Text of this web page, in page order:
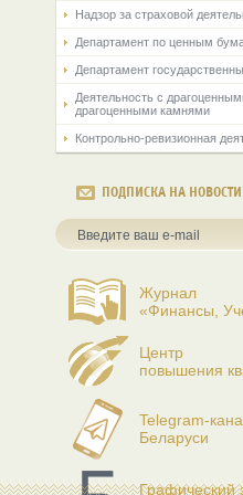
Надзор за страховой
Департамент по ценным
Департамент
Деятельность с
драгоценными камнями
Контрольно-ревизионная
ПОДПИСКА НА НОВОСТИ
Журнал
«Финансы,
Центр
повышения
Telegram-
Беларуси
Графический